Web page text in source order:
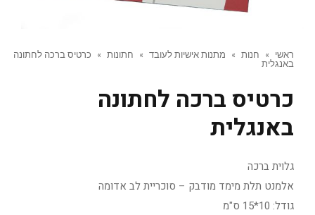
ראשי » חנות » מתנות אישיות לעובד » חתונות »
כרטיס ברכה לחתונה
באנגלית
כרטיס ברכה לחתונה
באנגלית
גלוית ברכה
אלמנט תלת מימד מודבק – סוכריית לב אדומה
גודל: 10*15 ס"מ